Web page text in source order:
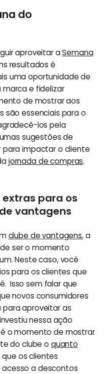
do
aproveitar aSemana
resultados é
uma oportunidade de
e fidelizar
de mostrar aos
são essenciais para o
los pela
sugestões de
impactar o cliente
jornada de compras.
para os
vantagens
clube de vantagens, a
ser o momento
Neste caso, você
para os clientes que
Isso sem falar que
novos consumidores
aproveitar as
nessa ação
o momento de mostrar
do clube o quanto
que os clientes
a descontos